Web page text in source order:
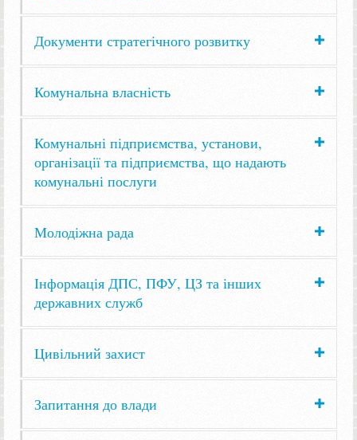
Документи стратегічного розвитку
Комунальна власність
Комунальні підприємства, установи,
організації та підприємства, що надають
комунальні послуги
Молодіжна рада
Інформація ДПС, ПФУ, ЦЗ та інших
державних служб
Цивільний захист
Запитання до влади